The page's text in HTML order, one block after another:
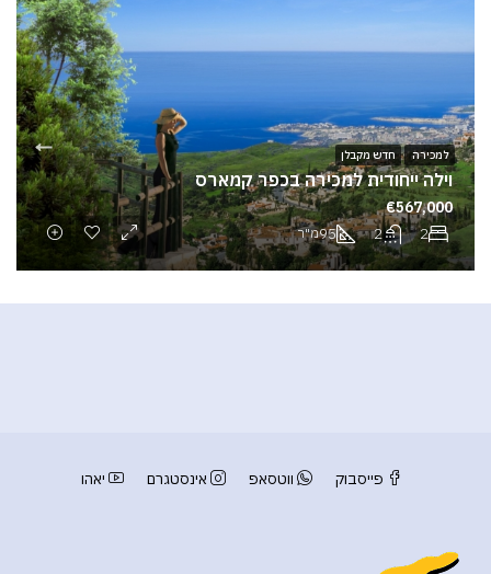
וילה ייחודית למכירה בכפר קמארס
2
2
95מ"ר
€567,000
למכירה חדש מקבלן
פייסבוק ווטסאפ אינסטגרם יאהו